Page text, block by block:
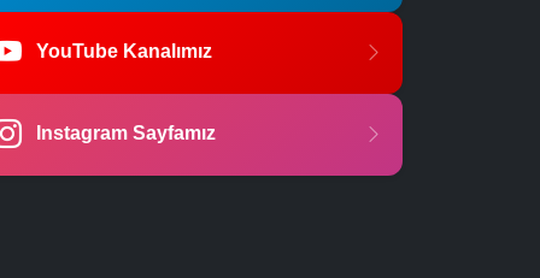
YouTube Kanalımız
Instagram Sayfamız